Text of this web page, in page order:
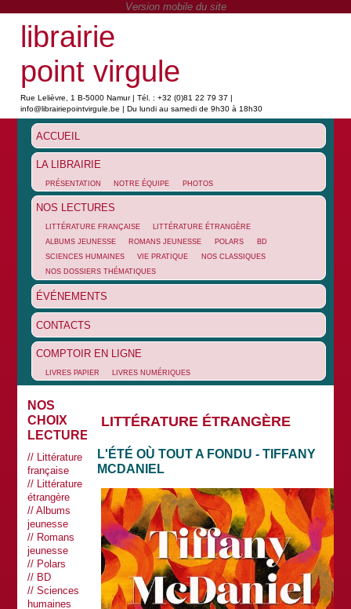
librairie
point virgule
Rue Lelièvre, 1 B-5000 Namur | Tél. : +32 (0)81 22 79 37 |
info@librairiepointvirgule.be | Du lundi au samedi de 9h30 à 18h30
ACCUEIL
LA LIBRAIRIE
PRÉSENTATION NOTRE ÉQUIPE PHOTOS
NOS LECTURES
LITTÉRATURE FRANÇAISE
LITTÉRATURE ÉTRANGÈRE
ALBUMS JEUNESSE
ROMANS JEUNESSE POLARS
BD
SCIENCES HUMAINES
VIE PRATIQUE
NOS CLASSIQUES
NOS DOSSIERS THÉMATIQUES
ÉVÉNEMENTS
CONTACTS
COMPTOIR EN LIGNE
LIVRES PAPIER LIVRES NUMÉRIQUES
NOS
CHOIX
LECTURES
Littérature
française
Littérature
étrangère
Albums
jeunesse
Romans
jeunesse
Polars
BD
Sciences
humaines
LITTÉRATURE ÉTRANGÈRE
L'ÉTÉ OÙ TOUT A FONDU - TIFFANY
MCDANIEL